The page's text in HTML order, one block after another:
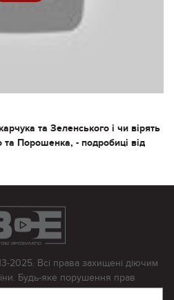
та Зеленського і чи вірять
Порошенка, - подробиці від
2025. Всі права захищені діючим
Будь-яке порушення прав
порядку. Будь-яке відтворення